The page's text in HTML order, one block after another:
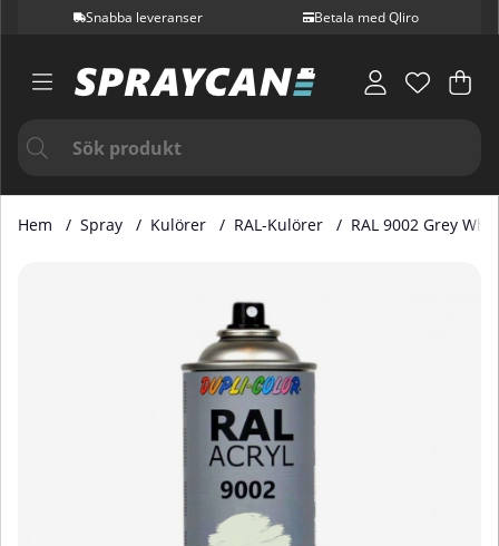
Snabba leveranser Betala med Qliro
.
Hem Spray Kulörer RAL-Kulörer RAL 9002 Grey